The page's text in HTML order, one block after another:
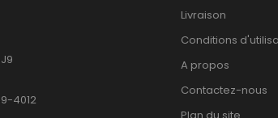
4012
Livraison
Conditions
A propos
Contactez-nous